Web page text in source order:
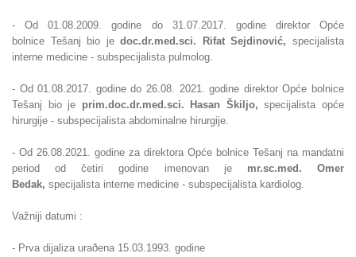
- Od01.08.2009. godine do 31.07.2017. godine direktor Opće
bolnice Tešanj bio jedoc.dr.med.sci. Rifat Sejdinović,specijalista
interne medicine - subspecijalista pulmolog.
- Od 01.08.2017. godine do 26.08. 2021. godine direktor Opće bolnice
Tešanj bioje prim.doc.dr.med.sci. Hasan Škiljo,specijalista opće
hirurgije - subspecijalista abdominalne hirurgije.
- Od 26.08.2021. godine za direktora Opće bolnice Tešanj na mandatni
period od četiri godine imenovan je mr.sc.med. Omer
Bedak, specijalista interne medicine - subspecijalista kardiolog.
Važniji datumi :
- Prva dijaliza uraðena 15.03.1993. godine